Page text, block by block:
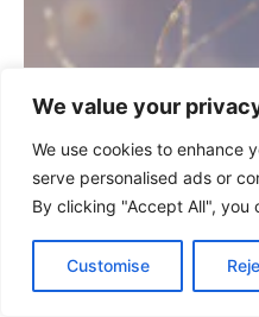
We value your
We use cookies to enhance
serve personalised ads or
By clicking "Accept All", you
Customise